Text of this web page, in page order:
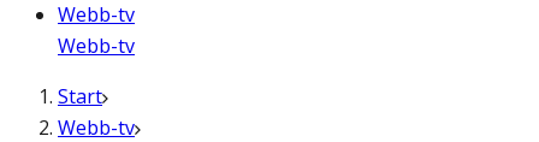
Webb-tv
Webb-tv
Start
Webb-tv